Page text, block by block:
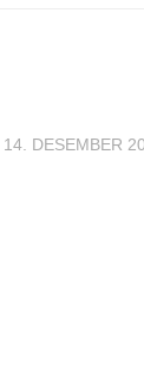
14. DESEMBER